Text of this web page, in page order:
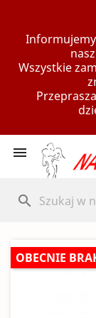
Wszystkie

search
OBECNIE